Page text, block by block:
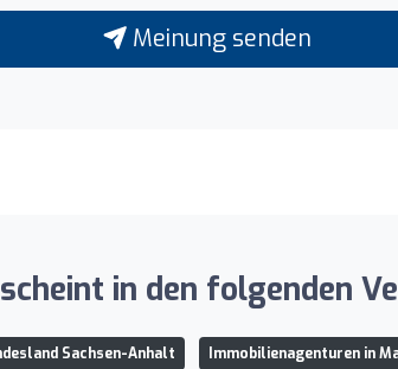
Meinung senden
in den folgenden
Sachsen-Anhalt Immobilienagenturen in